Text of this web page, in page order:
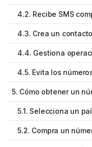
4.2. Recibe SMS
4.3. Crea un
4.4. Gestiona
4.5. Evita los
5. Cómo obtener un
5.1. Selecciona un
5.2. Compra un